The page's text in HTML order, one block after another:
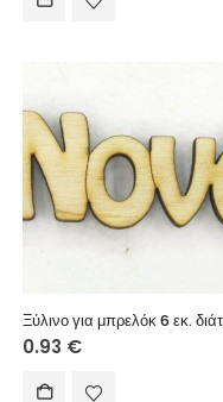
0.93 €